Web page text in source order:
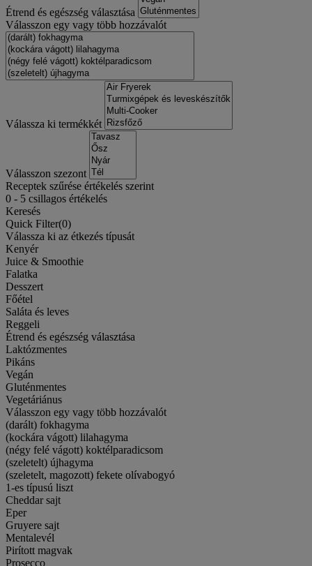
Étrend és egészség választása
Válasszon egy vagy több hozzávalót
Válassza ki termékkét
Válasszon szezont
Receptek szűrése értékelés szerint
0 - 5 csillagos értékelés
Keresés
Quick Filter(0)
Válassza ki az étkezés típusát
Kenyér
Juice & Smoothie
Falatka
Desszert
Főétel
Saláta és leves
Reggeli
Étrend és egészség választása
Laktózmentes
Pikáns
Vegán
Gluténmentes
Vegetáriánus
Válasszon egy vagy több hozzávalót
(darált) fokhagyma
(kockára vágott) lilahagyma
(négy felé vágott) koktélparadicsom
(szeletelt) újhagyma
(szeletelt, magozott) fekete olívabogyó
1-es típusú liszt
Cheddar sajt
Eper
Gruyere sajt
Mentalevél
Pirított magvak
Prosecco